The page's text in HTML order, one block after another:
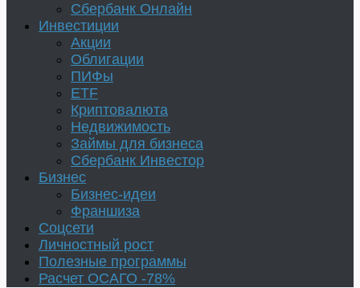
Сбербанк Онлайн
Инвестиции
Акции
Облигации
ПИФы
ETF
Криптовалюта
Недвижимость
Займы для бизнеса
Сбербанк Инвестор
Бизнес
Бизнес-идеи
Франшиза
Соцсети
Личностный рост
Полезные программы
Расчет ОСАГО -78%